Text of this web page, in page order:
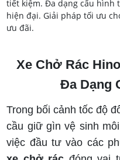
tiết kiệm. Đa dạng cấu hình
hiện đại. Giải pháp tối ưu
ưu đãi.
Xe Chở Rác
Đa Dạng
Trong bối cảnh tốc độ
cầu giữ gìn vệ sinh
việc đầu tư vào các